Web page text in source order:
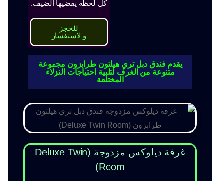
كل لحظة يقضيها الضيف.
للحجز
والاستفسار
يقدم فندق دبل تري هيلتون طرابزون مجموعة
متنوعة من الغرف لتلبية احتياجات النزلاء
المختلفة
غرفة ديلوكس مزدوجة (Deluxe Twin
Room)